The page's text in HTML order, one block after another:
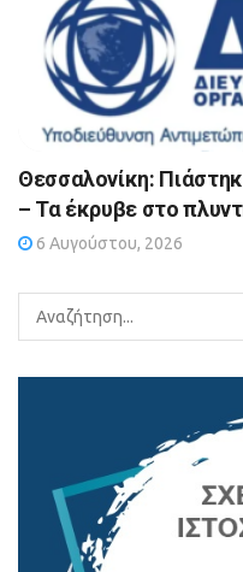
Θεσσαλονίκη:
– Τα έκρυβε στο
6 Αυγούστου, 2026